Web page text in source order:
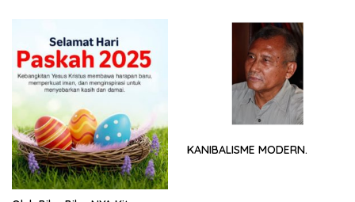
KANIBALISME MODERN.